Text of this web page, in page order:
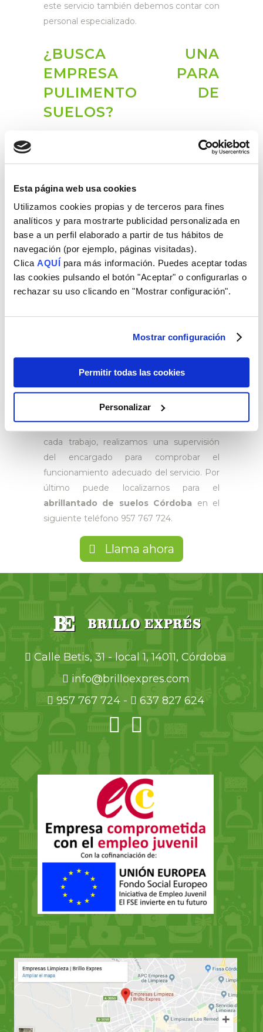
Esta página web usa cookies
Utilizamos cookies propias y de terceros para fines
analíticos y para mostrarte publicidad personalizada en
base a un perfil elaborado a partir de tus hábitos de
navegación (por ejemplo, páginas visitadas).
Clica AQUÍ para más información. Puedes aceptar todas
las cookies pulsando el botón "Aceptar" o configurarlas o
rechazar su uso clicando en "Mostrar configuración".
Mostrar configuración
Permitir todas las cookies
Personalizar
este servicio también debemos contar con
personal especializado.
¿BUSCA UNA
EMPRESA PARA
PULIMENTO DE
SUELOS?
Si está en la necesidad de encontrar una
empresa especializada en sacar brillo a su
suelo, Brillo Exprés cuenta con expertos
y otros servicios que requiera. Somos una
empresa especializada en la limpieza
específicos para cada superficie a tratar,
consiguiendo magníficos
cada trabajo, realizamos una supervisión
del encargado para comprobar el
funcionamiento adecuado del servicio. Por
último puede localizarnos para el
abrillantado de suelos Córdoba en el
siguiente teléfono 957 767 724.
Llama ahora
Calle Betis, 31 - local 1, 14011, Córdoba
info@brilloexpres.com
957 767 724 - 637 827 624